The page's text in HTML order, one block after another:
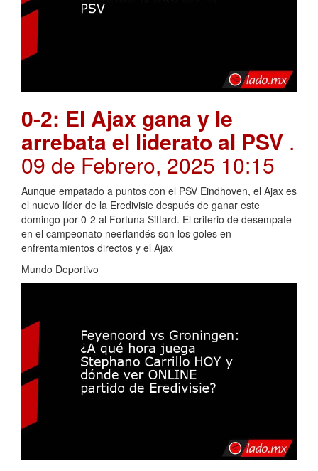
0-2: El Ajax gana y le
arrebata el liderato al PSV .
09 de Febrero, 2025 10:15
Aunque empatado a puntos con el PSV Eindhoven, el Ajax es
el nuevo líder de la Eredivisie después de ganar este
domingo por 0-2 al Fortuna Sittard. El criterio de desempate
en el campeonato neerlandés son los goles en
enfrentamientos directos y el Ajax
Mundo Deportivo